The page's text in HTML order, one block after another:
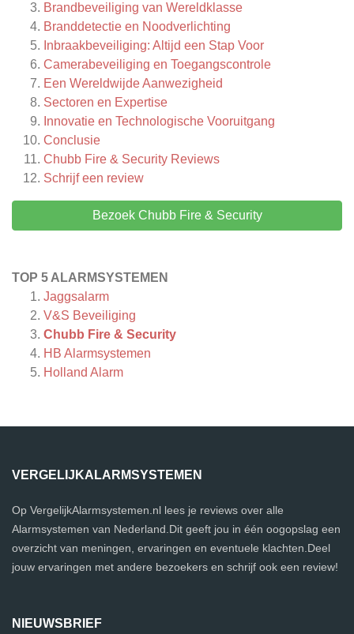
Brandbeveiliging van Wereldklasse
Branddetectie en Noodverlichting
Inbraakbeveiliging: Altijd een Stap Voor
Camerabeveiliging en Toegangscontrole
Een Wereldwijde Aanwezigheid
Sectoren en Expertise
Innovatie en Technologische Vooruitgang
Conclusie
Chubb Fire & Security Reviews
Schrijf een review
Bezoek Chubb Fire & Security
TOP 5 ALARMSYSTEMEN
Jaggsalarm
V&S Beveiliging
Chubb Fire & Security
HB Alarmsystemen
Holland Alarm
VERGELIJKALARMSYSTEMEN
Op VergelijkAlarmsystemen.nl lees je reviews over alle
Alarmsystemen van Nederland.Dit geeft jou in één oogopslag een
overzicht van meningen, ervaringen en eventuele klachten.Deel
jouw ervaringen met andere bezoekers en schrijf ook een review!
NIEUWSBRIEF